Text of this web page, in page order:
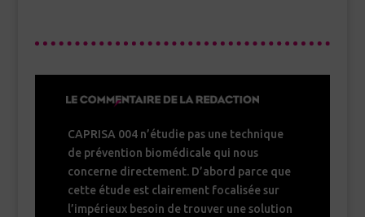
CAPRISA 004 n’étudie pas une technique
de prévention biomédicale qui nous
concerne directement. D’abord parce que
cette étude est clairement focalisée sur
l’impérieux besoin de trouver une solution